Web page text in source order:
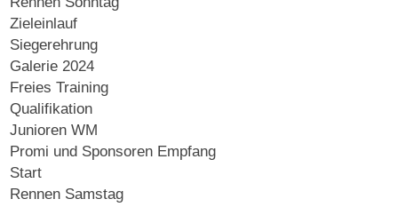
Zieleinlauf
Siegerehrung
Galerie 2024
Freies Training
Qualifikation
Junioren WM
Promi und Sponsoren Empfang
Start
Rennen Samstag